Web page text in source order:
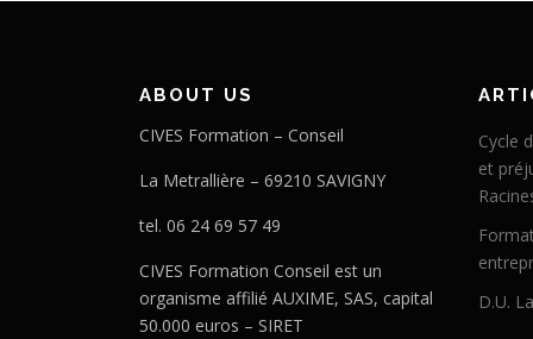
ABOUT US
CIVES Formation – Conseil
La Metrallière – 69210 SAVIGNY
tel. 06 24 69 57 49
CIVES Formation Conseil est un
organisme affilié AUXIME, SAS, capital
50.000 euros – SIRET
Cycle
et
D.U.